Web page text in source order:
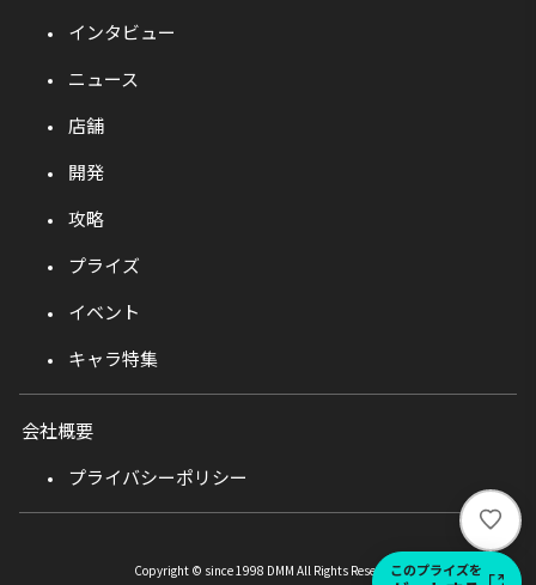
い
い
このプライズを
インタビュー
ニュース
店舗
開発
攻略
プライズ
イベント
キャラ特集
会社概要
プライバシーポリシー
Copyright © since 1998 DMM All Rights Reserved.